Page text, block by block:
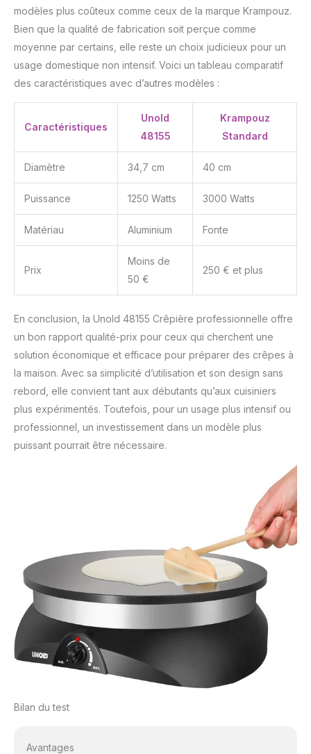
modèles plus coûteux comme ceux de la marque Krampouz.
Bien que la qualité de fabrication soit perçue comme
moyenne par certains, elle reste un choix judicieux pour un
usage domestique non intensif. Voici un tableau comparatif
des caractéristiques avec d’autres modèles :
Caractéristiques
Unold
48155
Krampouz
Standard
Diamètre 34,7 cm 40 cm
Puissance 1250 Watts 3000 Watts
Matériau Aluminium Fonte
Prix
Moins de
50 €
250 € et plus
En conclusion, la Unold 48155 Crêpière professionnelle offre
un bon rapport qualité-prix pour ceux qui cherchent une
solution économique et efficace pour préparer des crêpes à
la maison. Avec sa simplicité d’utilisation et son design sans
rebord, elle convient tant aux débutants qu’aux cuisiniers
plus expérimentés. Toutefois, pour un usage plus intensif ou
professionnel, un investissement dans un modèle plus
puissant pourrait être nécessaire.
Bilan du test
Avantages